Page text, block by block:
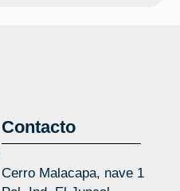
Contacto
Cerro Malacapa, nave 1